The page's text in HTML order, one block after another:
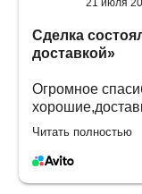
Сделка
доставкой»
Огромное
Читать полностью